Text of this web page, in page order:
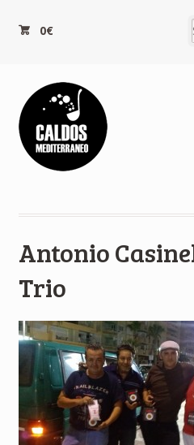
0€
Antonio
Trio